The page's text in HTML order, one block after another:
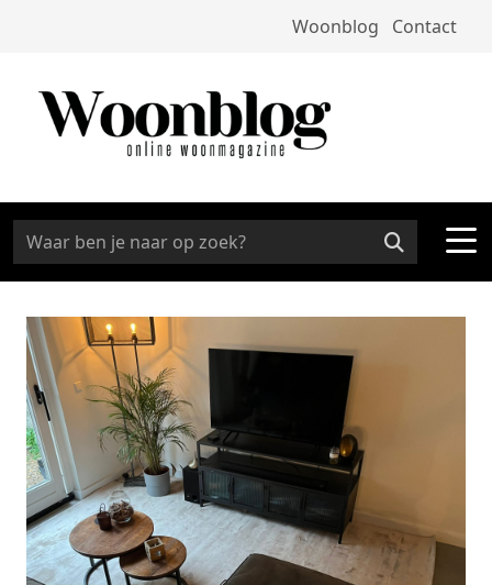
Woonblog Contact